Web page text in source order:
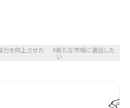
力を向上させた 新たな市場に進出した
い